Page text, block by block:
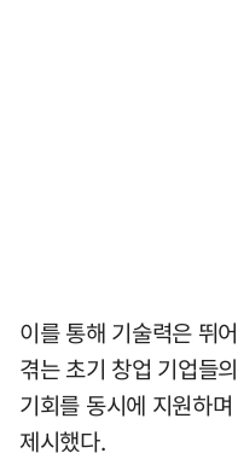
이를 통해 기술력은 뛰
겪는 초기 창업 기업들
기회를 동시에 지원하
제시했다.